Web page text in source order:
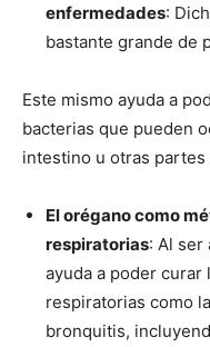
enfermedades:
bastante grande de
Este mismo ayuda a
bacterias que pueden
intestino u otras
El orégano como
respiratorias: Al ser
ayuda a poder curar
respiratorias como
bronquitis,